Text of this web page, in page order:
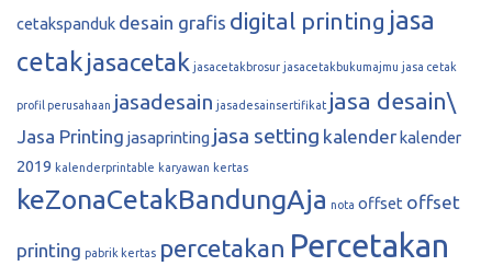
cetakspanduk desain grafis digital printing jasa
cetak jasacetak jasacetakbrosur jasacetakbukumajmu jasa cetak
profil perusahaan jasadesain jasadesainsertifikat jasa desain\
Jasa Printing jasaprinting jasa setting kalender kalender
2019 kalenderprintable karyawan kertas
keZonaCetakBandungAja nota offset offset
printing pabrik kertas percetakan Percetakan